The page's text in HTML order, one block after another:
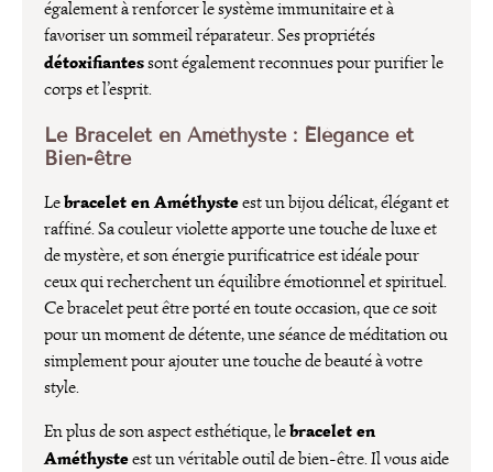
également à renforcer le système immunitaire et à
favoriser un sommeil réparateur. Ses propriétés
détoxifiantessont également reconnues pour purifier le
corps et l’esprit.
Le Bracelet en Améthyste : Élégance et
Bien-être
Lebracelet en Améthysteest un bijou délicat, élégant et
raffiné. Sa couleur violette apporte une touche de luxe et
de mystère, et son énergie purificatrice est idéale pour
ceux qui recherchent un équilibre émotionnel et spirituel.
Ce bracelet peut être porté en toute occasion, que ce soit
pour un moment de détente, une séance de méditation ou
simplement pour ajouter une touche de beauté à votre
style.
En plus de son aspect esthétique, lebracelet en
Améthysteest un véritable outil de bien-être. Il vous aide